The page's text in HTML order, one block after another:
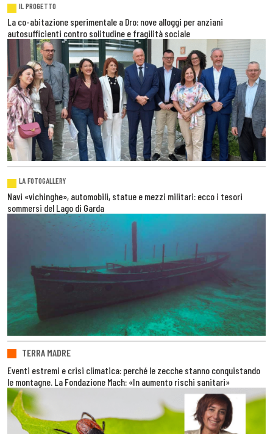
IL PROGETTO
La co-abitazione sperimentale a Dro: nove alloggi per anziani
autosufficienti contro solitudine e fragilità sociale
LA FOTOGALLERY
Navi «vichinghe», automobili, statue e mezzi militari: ecco i tesori
sommersi del Lago di Garda
TERRA MADRE
Eventi estremi e crisi climatica: perché le zecche stanno conquistando
le montagne. La Fondazione Mach: «In aumento rischi sanitari»